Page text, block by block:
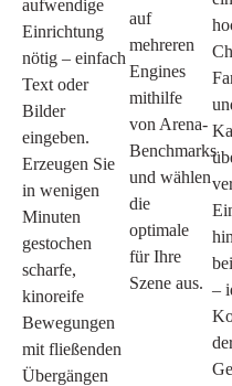
aufwendige
Einrichtung
nötig – einfach
Text oder
Bilder
eingeben.
Erzeugen Sie
in wenigen
Minuten
gestochen
scharfe,
kinoreife
Bewegungen
mit fließenden
Übergängen
auf
mehreren
Engines
mithilfe
von Arena-
Benchmarks
und wählen
die
optimale
für Ihre
Szene aus. –